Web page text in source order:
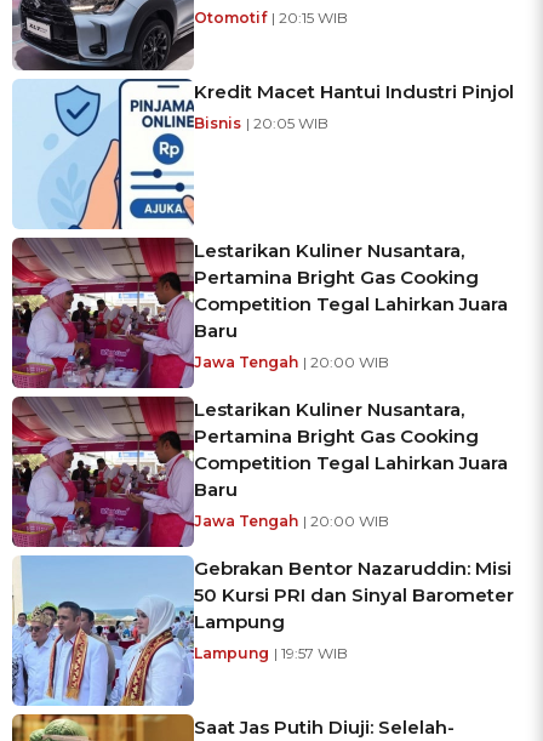
Otomotif | 20:15 WIB
Kredit Macet Hantui Industri Pinjol
Bisnis | 20:05 WIB
Lestarikan Kuliner Nusantara,
Pertamina Bright Gas Cooking
Competition Tegal Lahirkan Juara
Baru
Jawa Tengah | 20:00 WIB
Lestarikan Kuliner Nusantara,
Pertamina Bright Gas Cooking
Competition Tegal Lahirkan Juara
Baru
Jawa Tengah | 20:00 WIB
Gebrakan Bentor Nazaruddin: Misi
50 Kursi PRI dan Sinyal Barometer
Lampung
Lampung | 19:57 WIB
Saat Jas Putih Diuji: Selelah-